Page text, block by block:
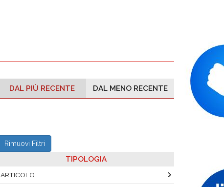
DAL PIÙ RECENTE DAL MENO RECENTE
Rimuovi Filtri
TIPOLOGIA
ARTICOLO